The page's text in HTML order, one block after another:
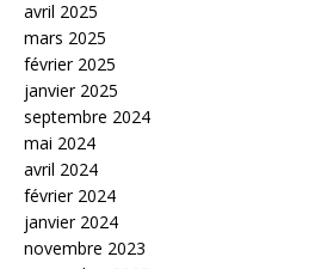
avril 2025
mars 2025
février 2025
janvier 2025
septembre 2024
mai 2024
avril 2024
février 2024
janvier 2024
novembre 2023